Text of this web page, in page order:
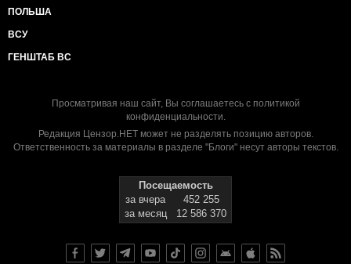
ПОЛЬША
ВСУ
ГЕНШТАБ ВС
Просматривая наш сайт, Вы соглашаетесь с политикой
конфиденциальности.
Редакция Цензор.НЕТ может не разделять позицию авторов.
Ответственность за материалы в разделе "Блоги" несут авторы текстов.
Посещаемость
за вчера
452 255
за месяц
12 586 370